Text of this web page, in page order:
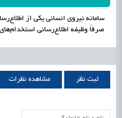
سامانه نیروی انسانی یکی از
صرفاً وظیفه اطلاع‌رسانی
ثبت نظر مشاهده نظرات